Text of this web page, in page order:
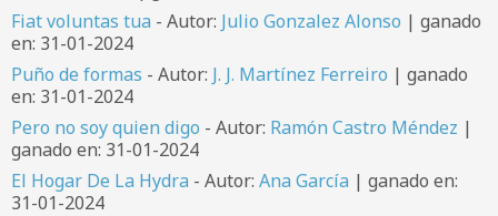
Fiat voluntas tua - Autor: Julio Gonzalez Alonso | ganado
en: 31-01-2024
Puño de formas - Autor: J. J. Martínez Ferreiro | ganado
en: 31-01-2024
Pero no soy quien digo - Autor: Ramón Castro Méndez |
ganado en: 31-01-2024
El Hogar De La Hydra - Autor: Ana García | ganado en:
31-01-2024